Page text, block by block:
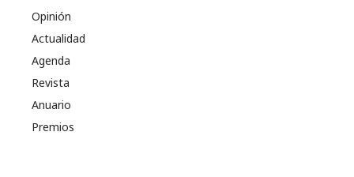
Opinión
Actualidad
Agenda
Revista
Anuario
Premios